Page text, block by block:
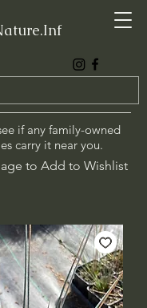
if any family-owned
carry it near you.
to Add to Wishlist